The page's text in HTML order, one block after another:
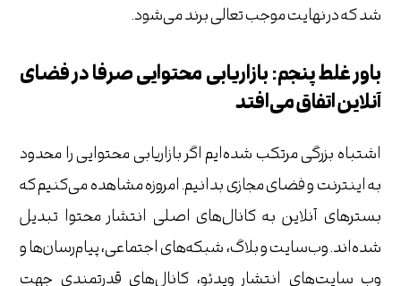
شد که در نهایت موجب تعالی برند می‌شود.
باور غلط پنجم: بازاریابی محتوایی صرفا در فضای
آنلاین اتفاق می‌افتد
اشتباه بزرگی مرتکب شده‌ایم اگر بازاریابی محتوایی را محدود
به اینترنت و فضای مجازی بدانیم. امروزه مشاهده می‌کنیم که
بسترهای آنلاین به کانال‌های اصلی انتشار محتوا تبدیل
شده‌اند. وب‌سایت و بلاگ، شبکه‌های اجتماعی، پیام‌رسان‌ها و
وب سایت‌های انتشار ویدئو، کانال‌های قدرتمندی جهت